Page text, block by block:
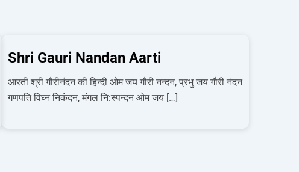
Shri Gauri Nandan Aarti
आरती श्री गौरीनंदन की हिन्दी ओम जय गौरी नन्दन, प्रभु जय गौरी नंदन
गणपति विघ्न निकंदन, मंगल नि:स्पन्दन ओम जय […]